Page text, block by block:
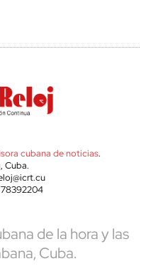
cubana de noticias.
Cuba.
de la hora y las
Cuba.